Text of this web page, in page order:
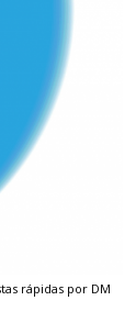
rápidas por DM